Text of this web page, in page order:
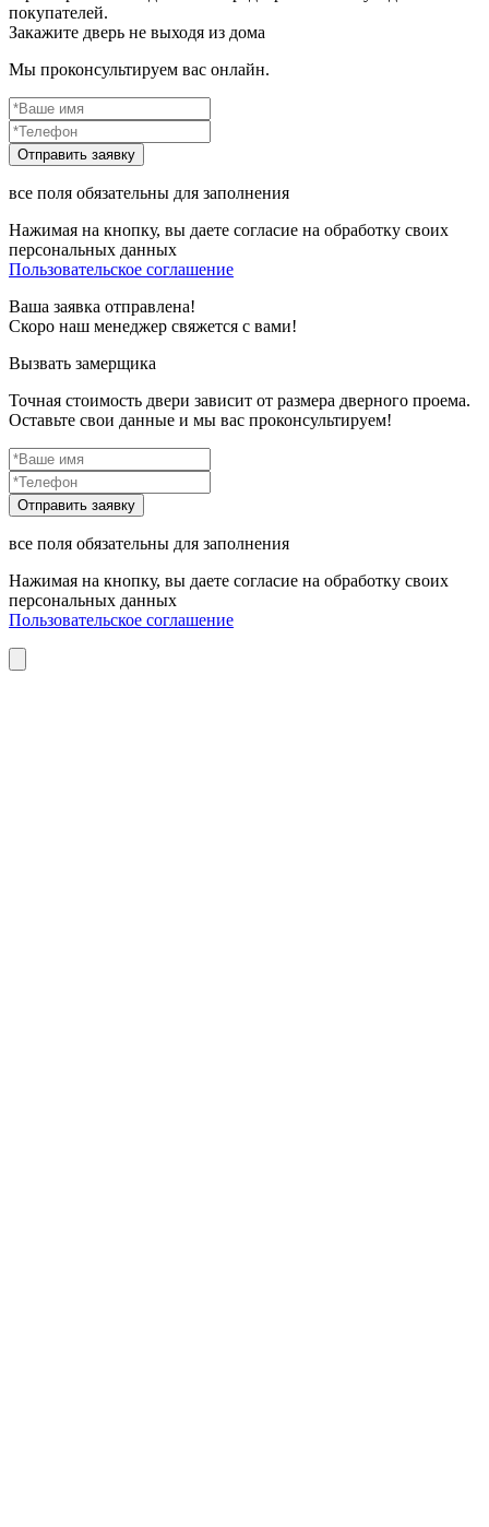
покупателей.
Закажите дверь не выходя из дома
Мы проконсультируем вас онлайн.
все поля обязательны для заполнения
Нажимая на кнопку, вы даете согласие на обработку своих
персональных данных
Пользовательское соглашение
Ваша заявка отправлена!
Скоро наш менеджер свяжется с вами!
Вызвать замерщика
Точная стоимость двери зависит от размера дверного проема.
Оставьте свои данные и мы вас проконсультируем!
все поля обязательны для заполнения
Нажимая на кнопку, вы даете согласие на обработку своих
персональных данных
Пользовательское соглашение